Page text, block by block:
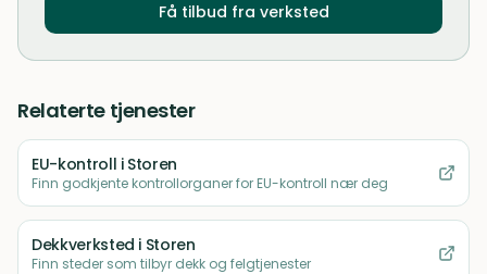
Få tilbud fra verksted
Relaterte tjenester
EU-kontroll i Storen
Finn godkjente kontrollorganer for EU-kontroll nær deg
Dekkverksted i Storen
Finn steder som tilbyr dekk og felgtjenester